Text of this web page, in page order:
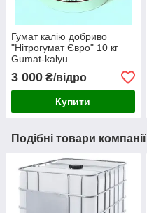
Гумат калію добриво
"Нітрогумат Євро" 10 кг
Gumat-kalyu
3 000 ₴/відро
Купити
Подібні товари компанії